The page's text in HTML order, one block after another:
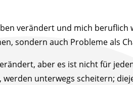
verändert und mich
sondern auch Probleme als
aber es ist nicht für
unterwegs scheitern;